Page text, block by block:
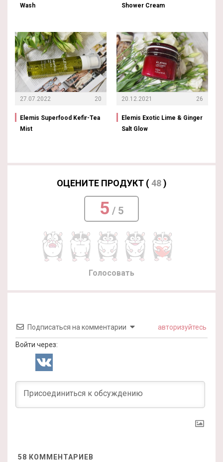
Wash
27.07.2022 20
Elemis Superfood Kefir-Tea
Mist
Shower Cream
20.12.2021 26
Elemis Exotic Lime & Ginger
Salt Glow
ОЦЕНИТЕ ПРОДУКТ (48)
5 / 5
Голосовать
Подписаться на комментарии авторизуйтесь
Войти через:
58 КОММЕНТАРИЕВ